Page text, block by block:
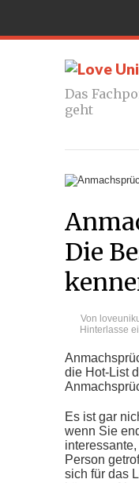
Das
geht
Die
Von
Hinterlasse
die Hot-List
Es ist gar
wenn Sie
Person
sich für das